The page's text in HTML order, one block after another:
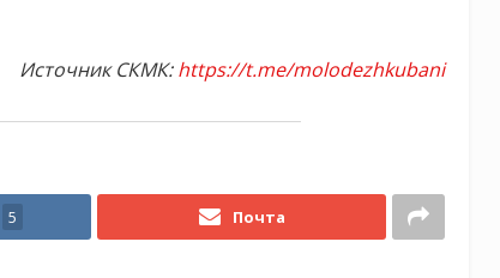
Источник СКМК:https://t.me/molodezhkubani
5 Почта